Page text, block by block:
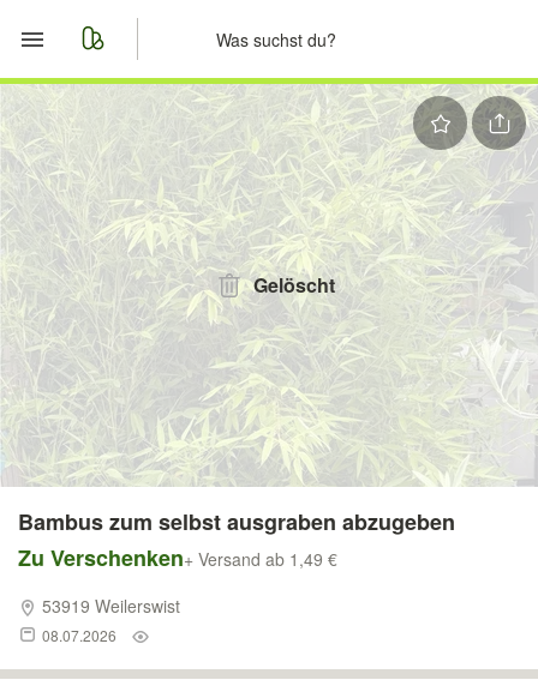
Start
Merkliste
Nachrichten
Anzeige aufgebenGelöscht
Bambus zum selbst ausgraben abzugeben
Zu Verschenken+ Versand ab 1,49 €
53919 Weilerswist
08.07.2026